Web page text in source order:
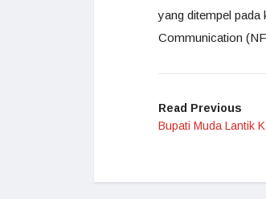
yang ditempel pada
Communication
Read Previous
Bupati Muda Lantik